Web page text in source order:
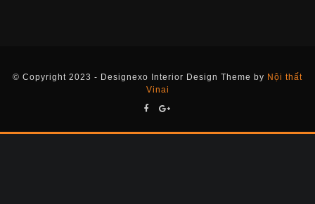
© Copyright 2023 - Designexo Interior Design Theme by Nội thất
Vinai